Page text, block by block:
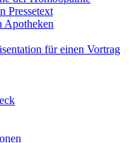
Pressetext
Apotheken
für einen Vortrag